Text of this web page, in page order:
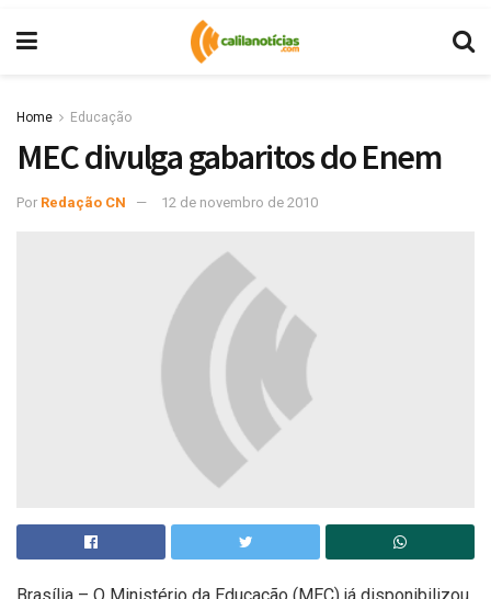
Home Educação
MEC divulga gabaritos do Enem
Por Redação CN 12 de novembro de 2010